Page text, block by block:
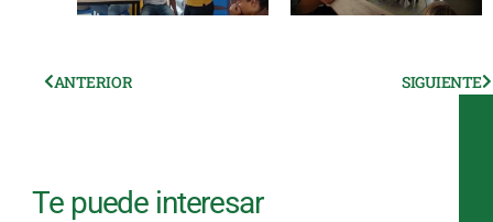
AntANTERIOR SIGUIENTE
Te puede interesar